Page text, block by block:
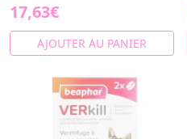
17,63€
AJOUTER AU PANIER